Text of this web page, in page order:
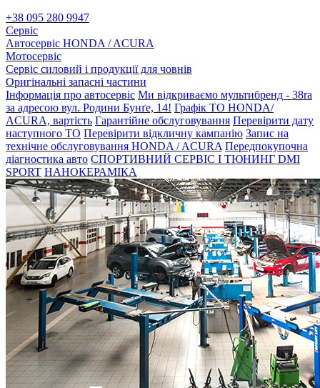
+38 095 280 9947
Сервіс
Автосервіс HONDA / ACURA
Мотосервіс
Сервіс силовий і продукції для човнів
Оригінальні запасні частини
Інформація про автосервіс Ми відкриваємо мультибренд - 38ra
за адресою вул. Родини Бунґе, 14! Графік ТО HONDA/
ACURA, вартість Гарантійне обслуговування Перевірити дату
наступного ТО Перевірити відкличну кампанію Запис на
технічне обслуговування HONDA / ACURA Передпокупочна
діагностика авто СПОРТИВНИЙ СЕРВІС І ТЮНИНГ DMI
SPORT НАНОКЕРАМІКА